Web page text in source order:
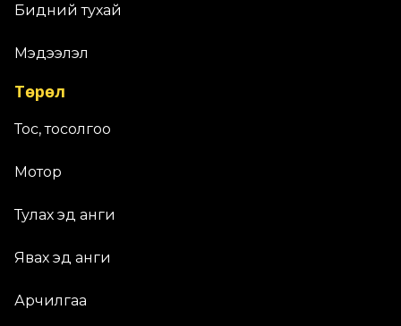
Бидний тухай
Мэдээлэл
Төрөл
Тос, тосолгоо
Мотор
Тулах эд анги
Явах эд анги
Арчилгаа